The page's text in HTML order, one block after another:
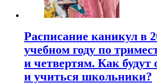
Расписание каникул в
учебном году по
и четвертям. Как будут
и учиться школьники?